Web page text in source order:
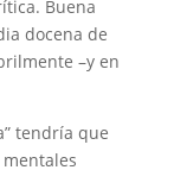
Buena
docena de
–y en
tendría que